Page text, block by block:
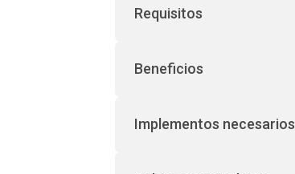
Requisitos
Beneficios
Implementos necesarios